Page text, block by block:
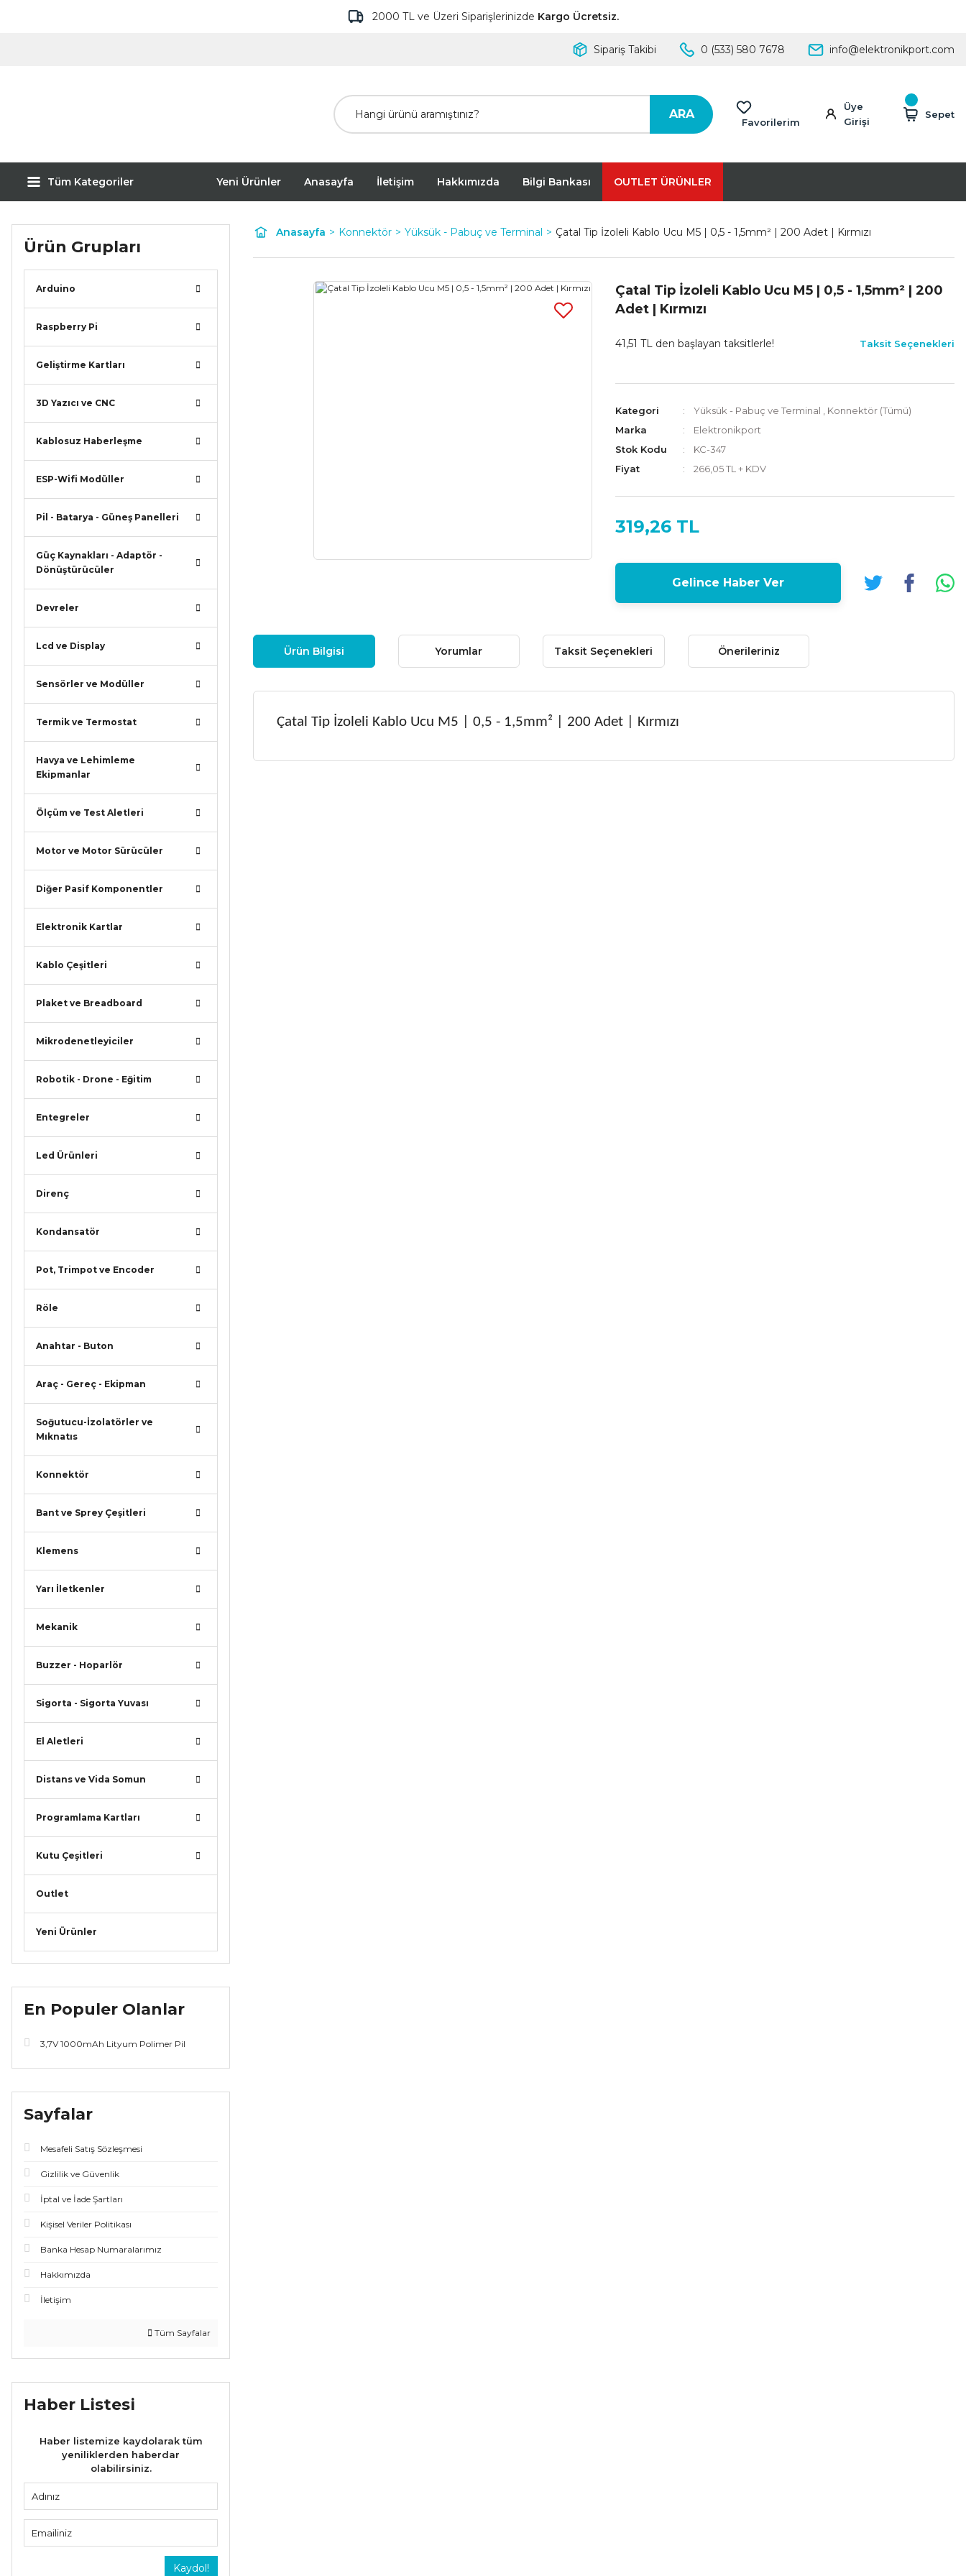
2000 TL ve Üzeri Siparişlerinizde Kargo Ücretsiz.
Sipariş Takibi 0 (533) 580 7678 info@elektronikport.com
ARA
Favorilerim
Üye
Girişi
Sepet
Tüm Kategoriler Yeni Ürünler Anasayfa İletişim Hakkımızda Bilgi Bankası OUTLET ÜRÜNLER
Ürün Grupları
Arduino
Raspberry Pi
Geliştirme Kartları
3D Yazıcı ve CNC
Kablosuz Haberleşme
ESP-Wifi Modüller
Pil - Batarya - Güneş Panelleri
Güç Kaynakları - Adaptör -
Dönüştürücüler
Devreler
Lcd ve Display
Sensörler ve Modüller
Termik ve Termostat
Havya ve Lehimleme
Ekipmanlar
Ölçüm ve Test Aletleri
Motor ve Motor Sürücüler
Diğer Pasif Komponentler
Elektronik Kartlar
Kablo Çeşitleri
Plaket ve Breadboard
Mikrodenetleyiciler
Robotik - Drone - Eğitim
Entegreler
Led Ürünleri
Direnç
Kondansatör
Pot, Trimpot ve Encoder
Röle
Anahtar - Buton
Araç - Gereç - Ekipman
Soğutucu-İzolatörler ve
Mıknatıs
Konnektör
Bant ve Sprey Çeşitleri
Klemens
Yarı İletkenler
Mekanik
Buzzer - Hoparlör
Sigorta - Sigorta Yuvası
El Aletleri
Distans ve Vida Somun
Programlama Kartları
Kutu Çeşitleri
Outlet
Yeni Ürünler
En Populer Olanlar
3,7V 1000mAh Lityum Polimer Pil
Sayfalar
Mesafeli Satış Sözleşmesi
Gizlilik ve Güvenlik
İptal ve İade Şartları
Kişisel Veriler Politikası
Banka Hesap Numaralarımız
Hakkımızda
İletişim
Tüm Sayfalar
Haber Listesi
Haber listemize kaydolarak tüm
yeniliklerden haberdar
olabilirsiniz.
Kaydol!
Anasayfa Konnektör Yüksük - Pabuç ve Terminal Çatal Tip İzoleli Kablo Ucu M5 | 0,5 - 1,5mm² | 200 Adet | Kırmızı
Çatal Tip İzoleli Kablo Ucu M5 | 0,5 - 1,5mm² | 200
Adet | Kırmızı
41,51 TL den başlayan taksitlerle! Taksit Seçenekleri
Kategori Yüksük - Pabuç ve Terminal
Konnektör (Tümü)
Marka
Elektronikport
Stok Kodu
KC-347
Fiyat
266,05 TL + KDV
319,26 TL
Gelince Haber Ver
Ürün Bilgisi Yorumlar Taksit Seçenekleri Önerileriniz
Çatal Tip İzoleli Kablo Ucu M5 | 0,5 - 1,5mm² | 200 Adet | Kırmızı